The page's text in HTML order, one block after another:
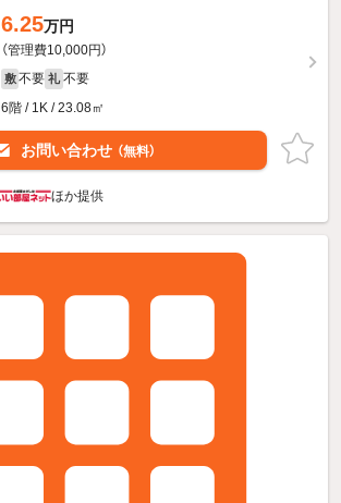
6.25万円
（管理費10,000円）
敷 不要 礼 不要
6階 / 1K / 23.08㎡
お問い合わせ （無料）
ほか提供